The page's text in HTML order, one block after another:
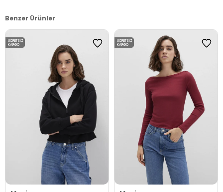
Benzer Ürünler
ÜCRETSIZ
KARGO
ÜCRETSIZ
KARGO